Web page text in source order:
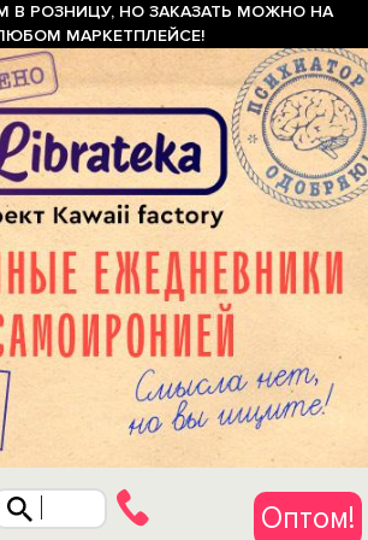
В РОЗНИЦУ, НО ЗАКАЗАТЬ МОЖНО НА
МАРКЕТПЛЕЙСЕ!
Оптом!